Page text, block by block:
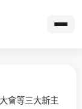
會等三大新主